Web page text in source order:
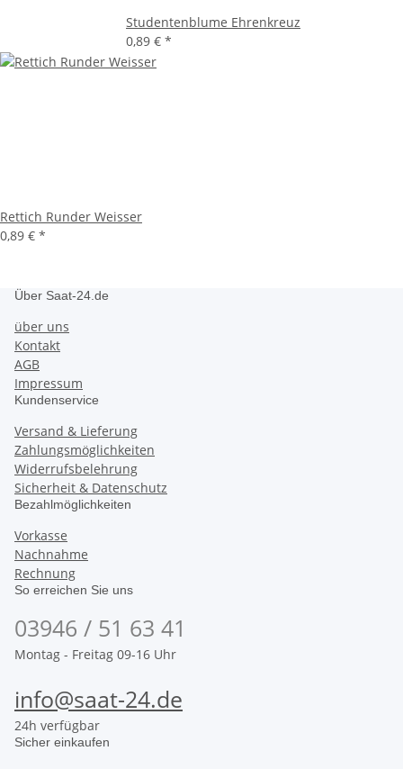
Studentenblume Ehrenkreuz
0,89 € *
Rettich Runder Weisser
0,89 € *
Über Saat-24.de
über uns
Kontakt
AGB
Impressum
Kundenservice
Versand & Lieferung
Zahlungsmöglichkeiten
Widerrufsbelehrung
Sicherheit & Datenschutz
Bezahlmöglichkeiten
Vorkasse
Nachnahme
Rechnung
So erreichen Sie uns
03946 / 51 63 41
Montag - Freitag 09-16 Uhr
info@saat-24.de
24h verfügbar
Sicher einkaufen